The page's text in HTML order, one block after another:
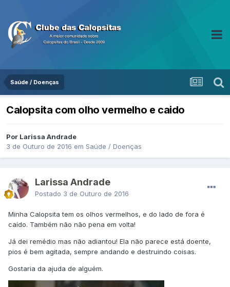
Saúde / Doenças
Calopsita com olho vermelho e caido
Por Larissa Andrade
3 de Outuro de 2016 em Saúde / Doenças
Larissa Andrade
Postado 3 de Outuro de 2016
Minha Calopsita tem os olhos vermelhos, e do lado de fora é
caído. Também não não pena em volta!
Já dei remédio mas não adiantou! Ela não parece está doente,
pios é bem agitada, sempre andando e destruindo coisas.
Gostaria da ajuda de alguém.